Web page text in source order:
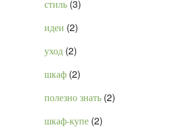
стиль (3)
идеи (2)
уход (2)
шкаф (2)
полезно знать (2)
шкаф-купе (2)